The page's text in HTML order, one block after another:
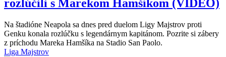
rozlúčili s Marekom Hamšíkom (VIDEO)
Na štadióne Neapola sa dnes pred duelom Ligy Majstrov proti
Genku konala rozlúčku s legendárnym kapitánom. Pozrite si zábery
z príchodu Mareka Hamšíka na Stadio San Paolo.
Liga Majstrov